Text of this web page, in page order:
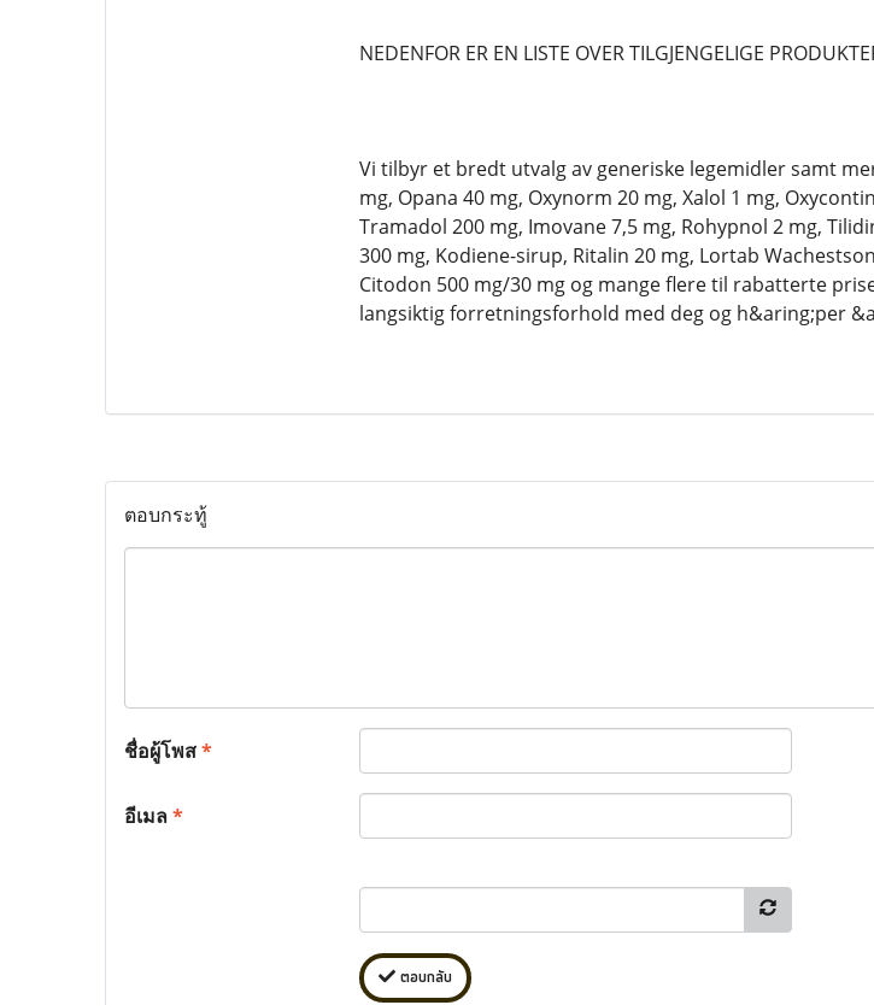
NEDENFOR ER EN LISTE OVER TILGJENGELIGE
Vi tilbyr et bredt utvalg av generiske legemidler samt
mg, Opana 40 mg, Oxynorm 20 mg, Xalol 1 mg,
Tramadol 200 mg, Imovane 7,5 mg, Rohypnol 2 mg,
300 mg, Kodiene-sirup, Ritalin 20 mg, Lortab
Citodon 500 mg/30 mg og mange flere til rabatterte
langsiktig forretningsforhold med deg og h&aring;per
ตอบกระทู้
ชื่อผู้โพส*
อีเมล*
ตอบกลับ